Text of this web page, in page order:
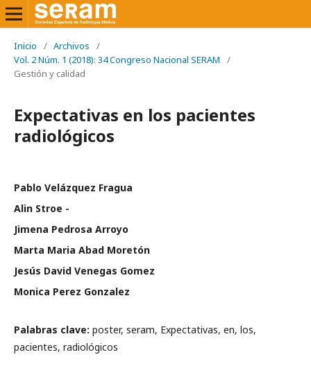
Inicio / Archivos
/
Vol. 2 Núm. 1 (2018): 34 Congreso Nacional SERAM
/
Gestión y calidad
Expectativas en los pacientes
radiológicos
Pablo Velázquez Fragua
Alin Stroe -
Jimena Pedrosa Arroyo
Marta Maria Abad Moretón
Jesús David Venegas Gomez
Monica Perez Gonzalez
Palabras clave: poster, seram, Expectativas, en, los,
pacientes, radiológicos